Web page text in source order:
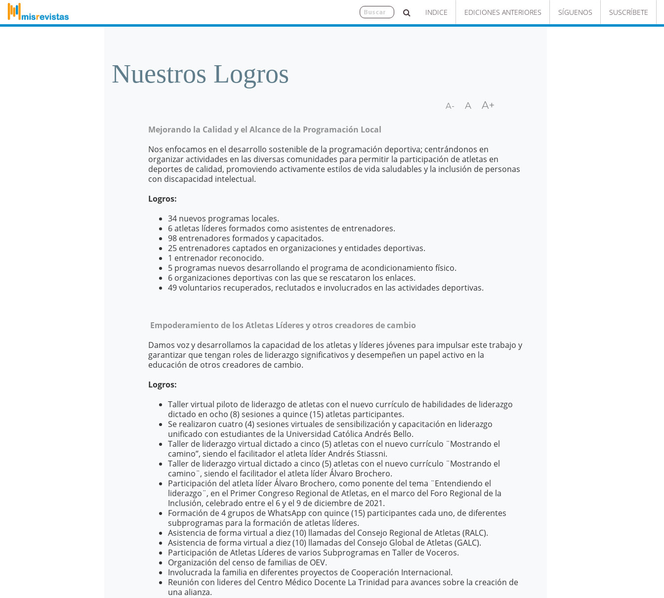
INDICE EDICIONES ANTERIORES SÍGUENOS SUSCRÍBETE
Nuestros Logros
A- A A+
Mejorando la Calidad y el Alcance de la Programación Local
Nos enfocamos en el desarrollo sostenible de la programación deportiva; centrándonos en
organizar actividades en las diversas comunidades para permitir la participación de atletas en
deportes de calidad, promoviendo activamente estilos de vida saludables y la inclusión de personas
con discapacidad intelectual.
Logros:
34 nuevos programas locales.
6 atletas líderes formados como asistentes de entrenadores.
98 entrenadores formados y capacitados.
25 entrenadores captados en organizaciones y entidades deportivas.
1 entrenador reconocido.
5 programas nuevos desarrollando el programa de acondicionamiento físico.
6 organizaciones deportivas con las que se rescataron los enlaces.
49 voluntarios recuperados, reclutados e involucrados en las actividades deportivas.
Empoderamiento de los Atletas Líderes y otros creadores de cambio
Damos voz y desarrollamos la capacidad de los atletas y líderes jóvenes para impulsar este trabajo y
garantizar que tengan roles de liderazgo significativos y desempeñen un papel activo en la
educación de otros creadores de cambio.
Logros:
Taller virtual piloto de liderazgo de atletas con el nuevo currículo de habilidades de liderazgo
dictado en ocho (8) sesiones a quince (15) atletas participantes.
Se realizaron cuatro (4) sesiones virtuales de sensibilización y capacitación en liderazgo
unificado con estudiantes de la Universidad Católica Andrés Bello.
Taller de liderazgo virtual dictado a cinco (5) atletas con el nuevo currículo ¨Mostrando el
camino”, siendo el facilitador el atleta líder Andrés Stiassni.
Taller de liderazgo virtual dictado a cinco (5) atletas con el nuevo currículo ¨Mostrando el
camino¨, siendo el facilitador el atleta líder Álvaro Brochero.
Participación del atleta líder Álvaro Brochero, como ponente del tema ¨Entendiendo el
liderazgo¨, en el Primer Congreso Regional de Atletas, en el marco del Foro Regional de la
Inclusión, celebrado entre el 6 y el 9 de diciembre de 2021.
Formación de 4 grupos de WhatsApp con quince (15) participantes cada uno, de diferentes
subprogramas para la formación de atletas líderes.
Asistencia de forma virtual a diez (10) llamadas del Consejo Regional de Atletas (RALC).
Asistencia de forma virtual a diez (10) llamadas del Consejo Global de Atletas (GALC).
Participación de Atletas Líderes de varios Subprogramas en Taller de Voceros.
Organización del censo de familias de OEV.
Involucrada la familia en diferentes proyectos de Cooperación Internacional.
Reunión con lideres del Centro Médico Docente La Trinidad para avances sobre la creación de
una alianza.